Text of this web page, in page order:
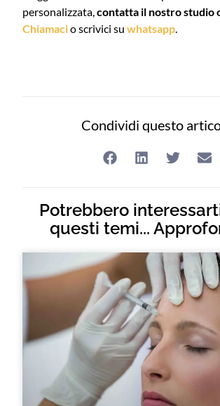
personalizzata, contatta il nostro studio
Chiamacio scrivici su whatsapp
Condividi questo
Potrebbero
questi temi...